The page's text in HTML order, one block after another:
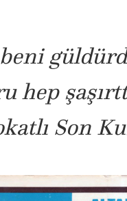
hep
Son